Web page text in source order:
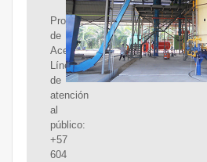
Procesadora
de
Aceites.
Líneas
de
atención
al
público:
+57
604